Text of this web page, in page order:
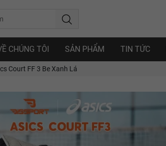
CHÚNG TÔI SẢN PHẨM TIN TỨC
Court FF 3 Be Xanh Lá